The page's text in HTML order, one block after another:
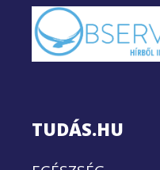
TUDÁS.HU